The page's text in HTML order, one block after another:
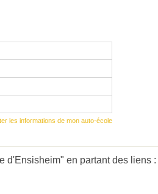
les informations de mon auto-école
d'Ensisheim" en partant des liens :